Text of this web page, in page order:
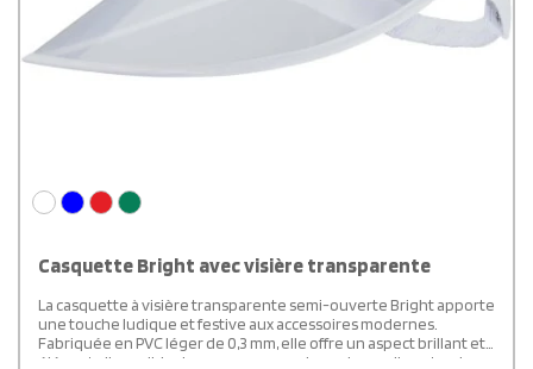
Casquette Bright avec visière transparente
La casquette à visière transparente semi-ouverte Bright apporte
une touche ludique et festive aux accessoires modernes.
Fabriquée en PVC léger de 0,3 mm, elle offre un aspect brillant et
élégant, disponible dans une gamme de couleurs vibrantes. Le